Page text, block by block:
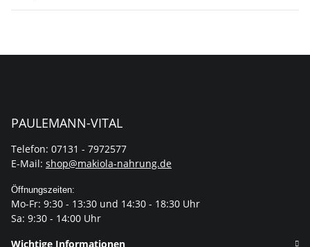
PAULEMANN-VITAL
Telefon: 07131 - 7972577
E-Mail: shop@makiola-nahrung.de
Öffnungszeiten:
Mo-Fr: 9:30 - 13:30 und 14:30 - 18:30 Uhr
Sa: 9:30 - 14:00 Uhr
Wichtige Informationen